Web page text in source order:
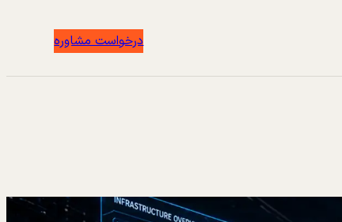
درخواست مشاوره